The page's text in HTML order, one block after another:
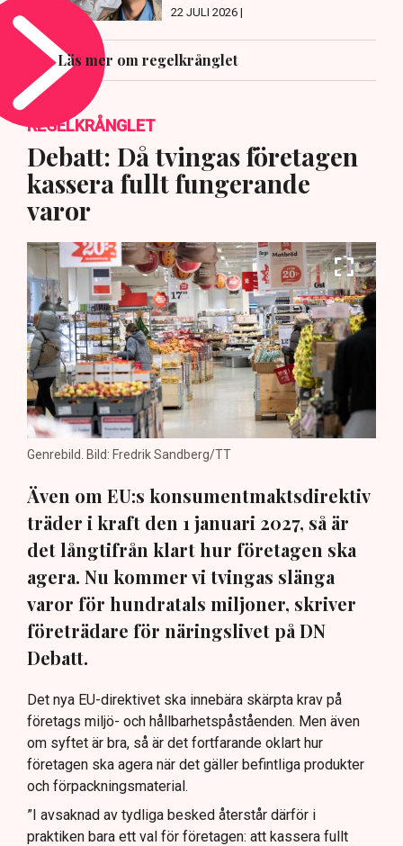
22 JULI 2026 |
Läs mer om regelkrånglet
REGELKRÅNGLET
Debatt: Då tvingas företagen
kassera fullt fungerande
varor
Genrebild. Bild: Fredrik Sandberg/TT
Även om EU:s konsumentmaktsdirektiv
träder i kraft den 1 januari 2027, så är
det långtifrån klart hur företagen ska
agera. Nu kommer vi tvingas slänga
varor för hundratals miljoner, skriver
företrädare för näringslivet på DN
Debatt.
Det nya EU-direktivet ska innebära skärpta krav på
företags miljö- och hållbarhetspåståenden. Men även
om syftet är bra, så är det fortfarande oklart hur
företagen ska agera när det gäller befintliga produkter
och förpackningsmaterial.
”I avsaknad av tydliga besked återstår därför i
praktiken bara ett val för företagen: att kassera fullt